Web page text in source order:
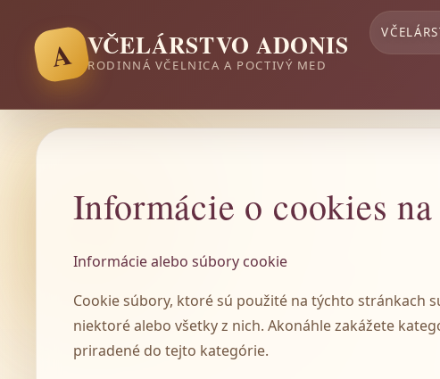
A VČELÁRSTVO ADONIS
RODINNÁ VČELNICA A POCTIVÝ MED
Informácie o cookies
Informácie alebo súbory cookie
Cookie súbory, ktoré sú použité na týchto stránkach
niektoré alebo všetky z nich. Akonáhle zakážete
priradené do tejto kategórie.